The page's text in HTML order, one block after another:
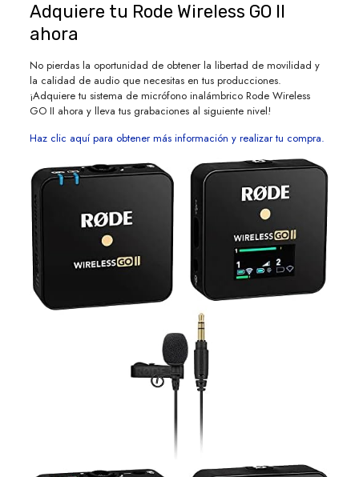
Adquiere tu Rode Wireless GO II
ahora
No pierdas la oportunidad de obtener la libertad de movilidad y
la calidad de audio que necesitas en tus producciones.
¡Adquiere tu sistema de micrófono inalámbrico Rode Wireless
GO II ahora y lleva tus grabaciones al siguiente nivel!
Haz clic aquí para obtener más información y realizar tu compra.